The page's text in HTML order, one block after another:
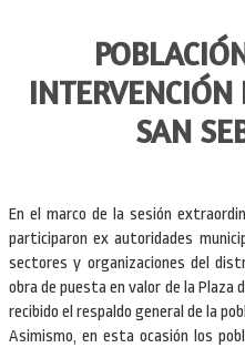
SAN
En el marco de la sesión
participaron ex autoridades
sectores y organizaciones del
obra de puesta en valor de la Plaza
recibido el respaldo general de la
Asimismo, en esta ocasión los